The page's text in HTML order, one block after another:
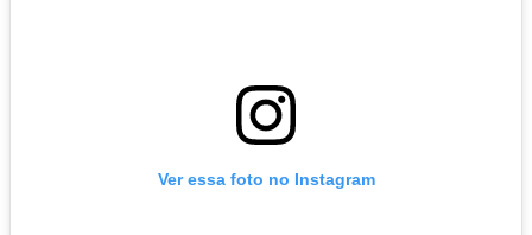
Ver essa foto no Instagram